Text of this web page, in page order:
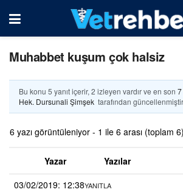
Muhabbet kuşum çok halsiz
Bu konu 5 yanıt içerir, 2 izleyen vardır ve en son 7
Hek. Dursunali Şimşek tarafından
6 yazı görüntüleniyor - 1 ile 6 arası (toplam 6)
Yazar
Yazılar
03/02/2019: 12:38YANITLA